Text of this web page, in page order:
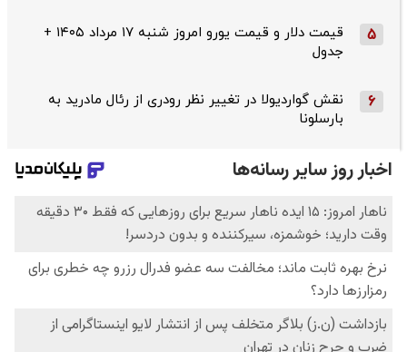
5
قیمت دلار و قیمت یورو امروز شنبه ۱۷ مرداد ۱۴۰۵ +
جدول
6
نقش گواردیولا در تغییر نظر رودری از رئال مادرید به
بارسلونا